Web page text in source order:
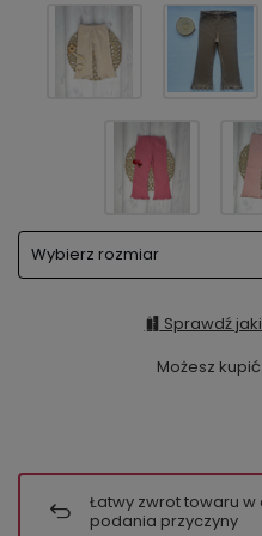
Wybierz rozmiar
Sprawdź
Możesz
Łatwy zwrot towaru w
podania przyczyny